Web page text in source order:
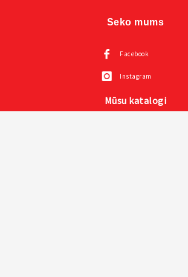
Seko mums
Facebook
Instagram
Mūsu katalogi